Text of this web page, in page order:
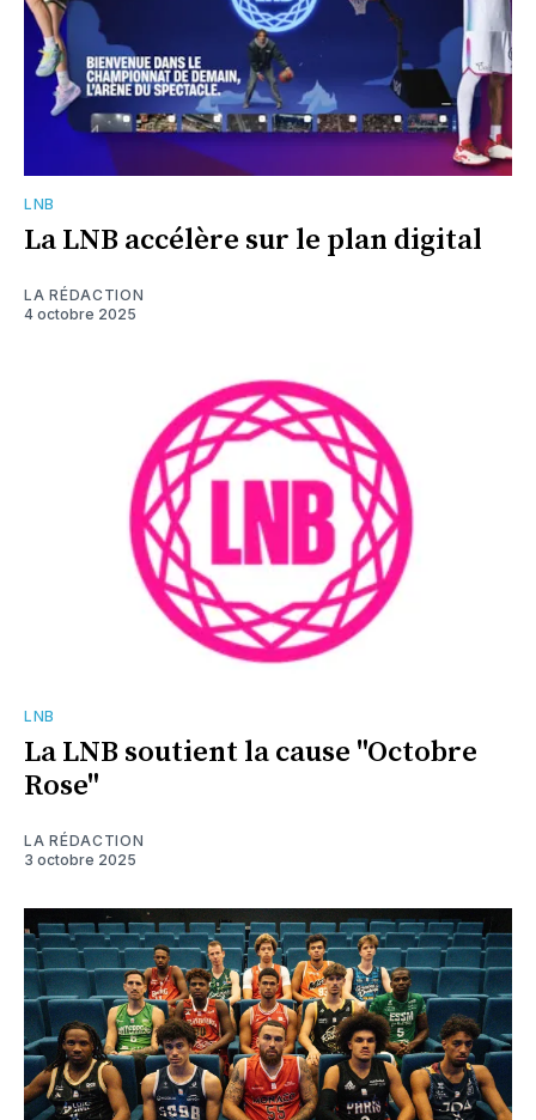
LNB
La LNB accélère sur le plan digital
LA RÉDACTION
4 octobre 2025
LNB
La LNB soutient la cause "Octobre
Rose"
LA RÉDACTION
3 octobre 2025